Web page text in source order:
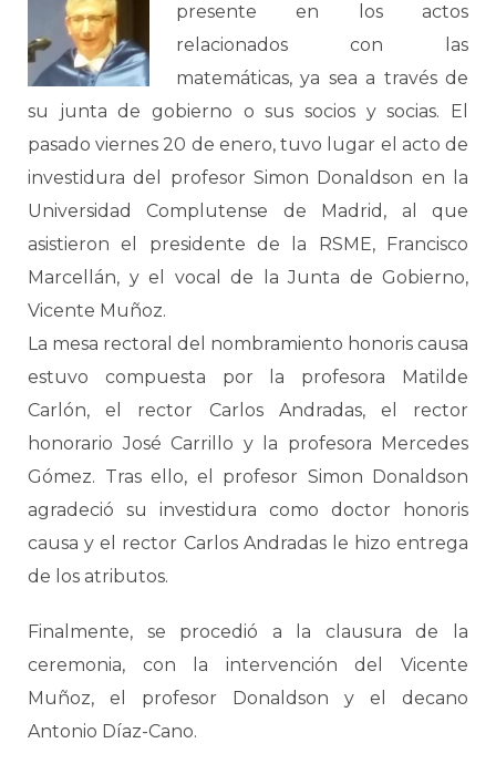
presente en los actos
relacionados con las
matemáticas, ya sea a través de
su junta de gobierno o sus socios y socias. El
pasado viernes 20 de enero, tuvo lugar el acto de
investidura del profesor Simon Donaldson en la
Universidad Complutense de Madrid, al que
asistieron el presidente de la RSME, Francisco
Marcellán, y el vocal de la Junta de Gobierno,
Vicente Muñoz.
La mesa rectoral del nombramiento honoris causa
estuvo compuesta por la profesora Matilde
Carlón, el rector Carlos Andradas, el rector
honorario José Carrillo y la profesora Mercedes
Gómez. Tras ello, el profesor Simon Donaldson
agradeció su investidura como doctor honoris
causa y el rector Carlos Andradas le hizo entrega
de los atributos.
Finalmente, se procedió a la clausura de la
ceremonia, con la intervención del Vicente
Muñoz, el profesor Donaldson y el decano
Antonio Díaz-Cano.